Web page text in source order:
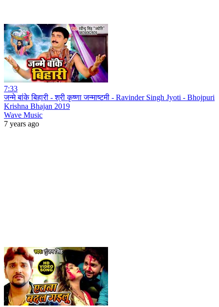
7:33
जन्मे बांके बिहारी - श्री कृष्णा जन्माष्टमी - Ravinder Singh Jyoti - Bhojpuri
Krishna Bhajan 2019
Wave Music
7 years ago